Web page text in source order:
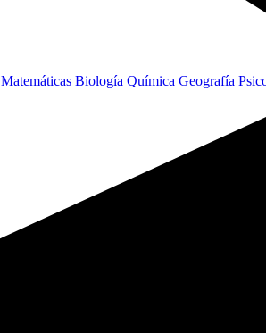
Matemáticas Biología Química Geografía